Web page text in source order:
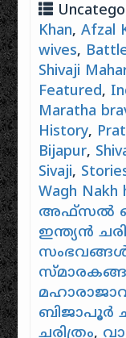
Khan,Afzal
wives,
Shivaji
Featured,
Maratha
History,
Bijapur,
Sivaji,
Wagh Nakh
അഫ്സൽ
ഇന്ത്യൻ
ബിജാപൂർ
ചരിത്രം,